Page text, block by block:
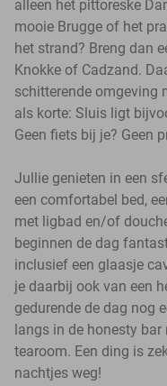
alleen het pittoreske
mooie Brugge of het
het strand? Breng dan
Knokke of Cadzand.
schitterende omgeving
als korte: Sluis ligt
Geen fiets bij je? Geen
Jullie genieten in een
een comfortabel bed,
met ligbad en/of
beginnen de dag
inclusief een glaasje
je daarbij ook van een
gedurende de dag nog
langs in de honesty
tearoom. Een ding is
nachtjes weg!